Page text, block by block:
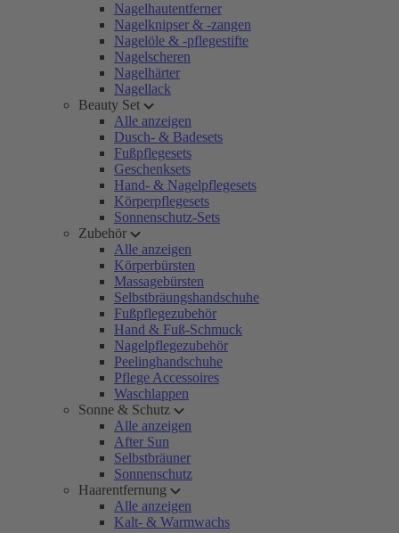
Nagelhautentferner
Nagelknipser & -zangen
Nagelöle & -pflegestifte
Nagelscheren
Nagelhärter
Nagellack
Beauty Set
Alle anzeigen
Dusch- & Badesets
Fußpflegesets
Geschenksets
Hand- & Nagelpflegesets
Körperpflegesets
Sonnenschutz-Sets
Zubehör
Alle anzeigen
Körperbürsten
Massagebürsten
Selbstbräungshandschuhe
Fußpflegezubehör
Hand & Fuß-Schmuck
Nagelpflegezubehör
Peelinghandschuhe
Pflege Accessoires
Waschlappen
Sonne & Schutz
Alle anzeigen
After Sun
Selbstbräuner
Sonnenschutz
Haarentfernung
Alle anzeigen
Kalt- & Warmwachs